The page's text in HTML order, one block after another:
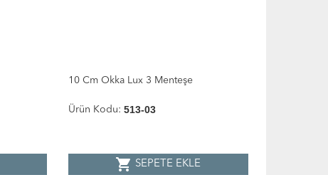
10 Cm Okka Lux 3 Menteşe
Ürün Kodu: 513-03
shopping_cart SEPETE EKLE